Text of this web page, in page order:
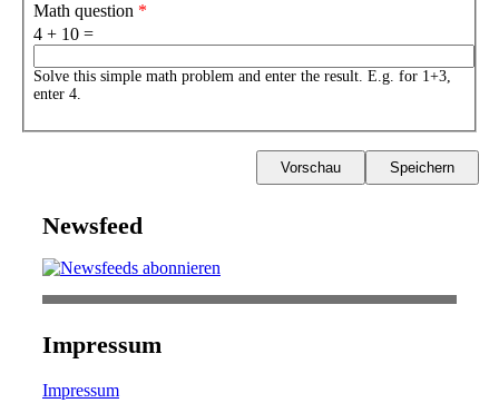
Math question *
4 + 10 =
Solve this simple math problem and enter the result. E.g. for 1+3,
enter 4.
Newsfeed
Impressum
Impressum